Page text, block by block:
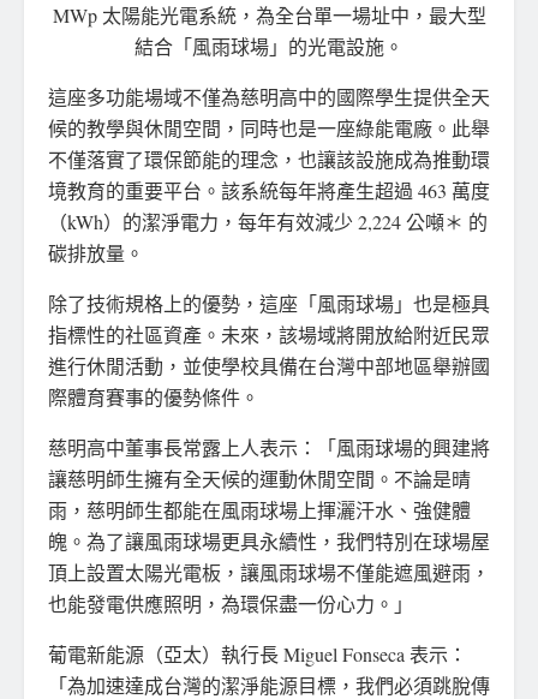
MWp 太陽能光電系統，為全台單一場址中，最大型
結合「風雨球場」的光電設施。
這座多功能場域不僅為慈明高中的國際學生提供全天
候的教學與休閒空間，同時也是一座綠能電廠。此舉
不僅落實了環保節能的理念，也讓該設施成為推動環
境教育的重要平台。該系統每年將產生超過 463 萬度
（kWh）的潔淨電力，每年有效減少 2,224 公噸＊ 的
碳排放量。
除了技術規格上的優勢，這座「風雨球場」也是極具
指標性的社區資產。未來，該場域將開放給附近民眾
進行休閒活動，並使學校具備在台灣中部地區舉辦國
際體育賽事的優勢條件。
慈明高中董事長常露上人表示：「風雨球場的興建將
讓慈明師生擁有全天候的運動休閒空間。不論是晴
雨，慈明師生都能在風雨球場上揮灑汗水、強健體
魄。為了讓風雨球場更具永續性，我們特別在球場屋
頂上設置太陽光電板，讓風雨球場不僅能遮風避雨，
也能發電供應照明，為環保盡一份心力。」
葡電新能源（亞太）執行長 Miguel Fonseca 表示：
「為加速達成台灣的潔淨能源目標，我們必須跳脫傳